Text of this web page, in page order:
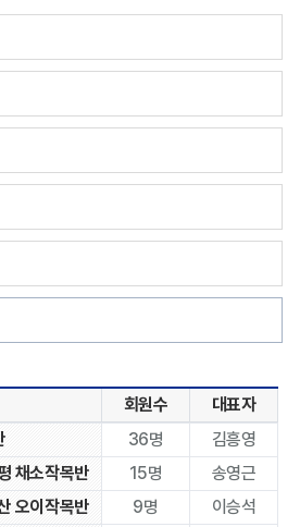
회원수
대표자
36명 김흥영
채소작목반 15명
송영근
오이작목반
9명
이승석